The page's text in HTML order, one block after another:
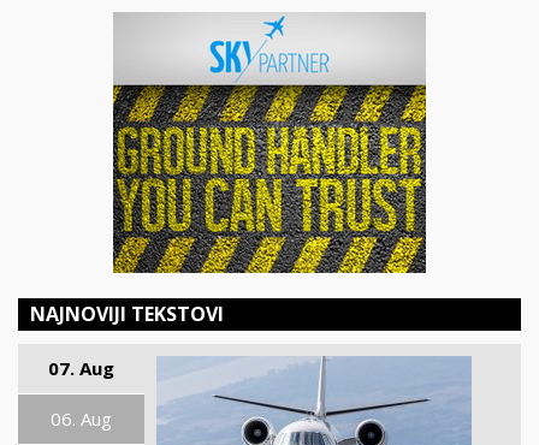
NAJNOVIJI TEKSTOVI
07. Aug
06. Aug